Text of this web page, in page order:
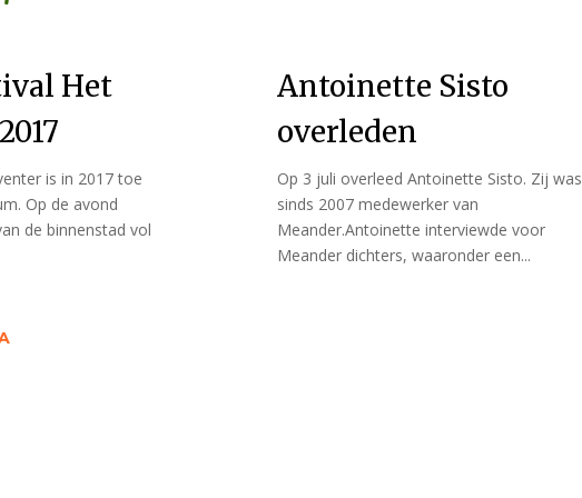
Het
is in 2017 toe
Op de avond
de binnenstad vol
Antoinette Sisto
overleden
Op 3 juli overleed Antoinette Sisto. Zij was
sinds 2007 medewerker van
Meander.Antoinette interviewde voor
Meander dichters, waaronder een...